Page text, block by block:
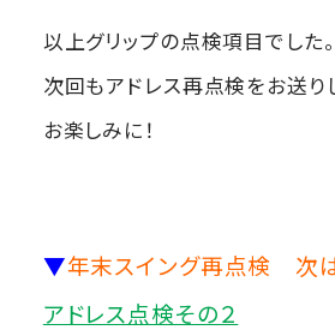
以上グリップの点検項目でした。
次回もアドレス再点検をお送り
お楽しみに！
▼年末スイング再点検 次
アドレス点検その２